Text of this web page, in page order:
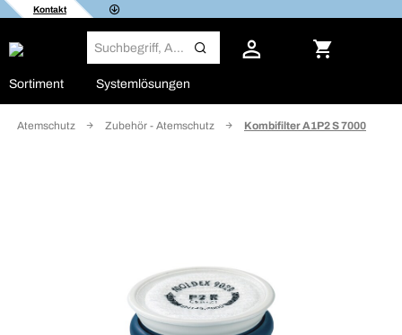
Kontakt
Sortiment Systemlösungen
Atemschutz Zubehör - Atemschutz Kombifilter A1P2 S 7000